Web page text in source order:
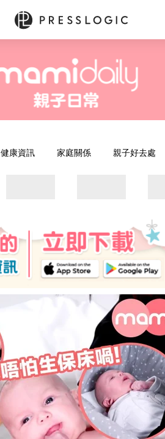
健康資訊 家庭關係 親子好去處